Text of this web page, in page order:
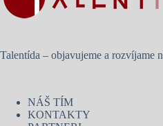
Talentída – objavujeme a rozvíjame
NÁŠ TÍM
KONTAKTY